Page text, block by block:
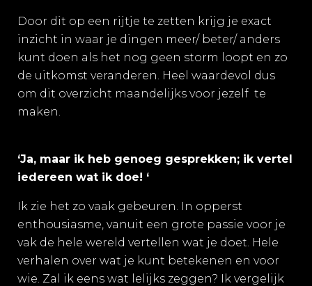
Door dit op een rijtje te zetten krijg je exact
inzicht in waar je dingen meer/ beter/ anders
kunt doen als het nog geen storm loopt en zo
de uitkomst veranderen. Heel waardevol dus
om dit overzicht maandelijks voor jezelf te
maken.
‘Ja, maar ik heb genoeg gesprekken; ik vertel
iedereen wat ik doe! ‘
Ik zie het zo vaak gebeuren. In opperst
enthousiasme, vanuit een grote passie voor je
vak de hele wereld vertellen wat je doet. Hele
verhalen over wat je kunt betekenen en voor
wie. Zal ik eens wat lelijks zeggen? Ik vergelijk